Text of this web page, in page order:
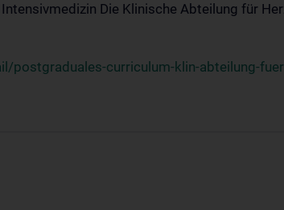
Die Klinische Abteilung für
curriculum-klin-abteilung-